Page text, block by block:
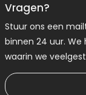
Vragen?
Stuur ons een
binnen 24 uur.
waarin we